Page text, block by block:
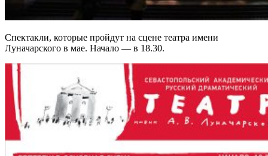
Спектакли, которые пройдут на сцене театра имени
Луначарского в мае. Начало — в 18.30.